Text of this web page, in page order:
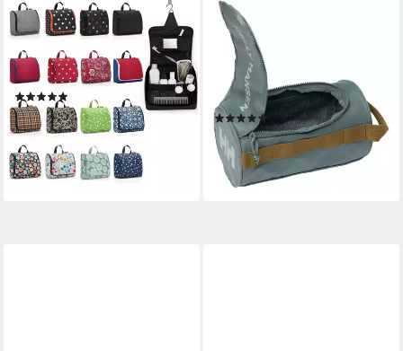
REISENTHEL®
Kulturbeutel toiletbag XL,
Kosmetiktasche Kulturbeutel
Kulturtasche
35,95 €
lieferbar - in 3-4 Werktagen bei dir
+2
HELLY HANSEN
Kulturbeutel HH WASH BAG
2, zum Aufhängen, mit
praktischer Schlaufe,
wasserabweisendes Material
(1)
29,99 €
lieferbar - in 1-2 Werktagen bei dir